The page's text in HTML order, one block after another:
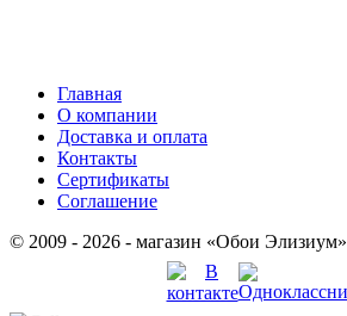
Главная
О компании
Доставка и оплата
Контакты
Сертификаты
Соглашение
© 2009 - 2026 - магазин «Обои Элизиум»